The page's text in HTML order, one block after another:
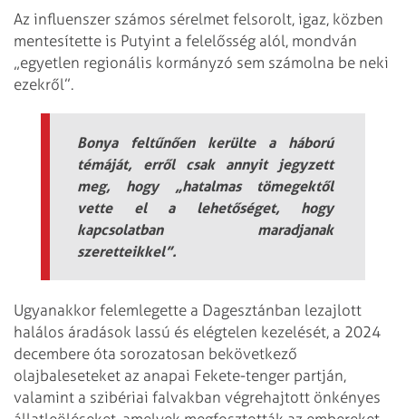
Az influenszer számos sérelmet felsorolt, igaz, közben
mentesítette is Putyint a felelősség alól, mondván
„egyetlen regionális kormányzó sem számolna be neki
ezekről”.
Bonya feltűnően kerülte a háború
témáját, erről csak annyit jegyzett
meg, hogy „hatalmas tömegektől
vette el a lehetőséget, hogy
kapcsolatban maradjanak
szeretteikkel”.
Ugyanakkor felemlegette a Dagesztánban lezajlott
halálos áradások lassú és elégtelen kezelését, a 2024
decembere óta sorozatosan bekövetkező
olajbaleseteket az anapai Fekete-tenger partján,
valamint a szibériai falvakban végrehajtott önkényes